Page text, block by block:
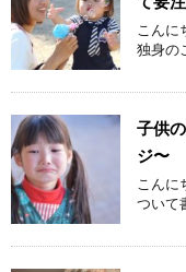
こんに
独身の
子供
ジ〜
こんに
ついて